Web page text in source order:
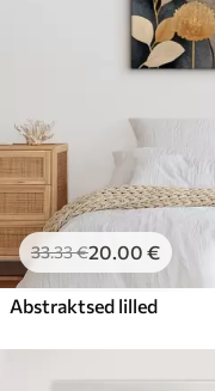
33.33€20.00 €
Abstraktsed lilled